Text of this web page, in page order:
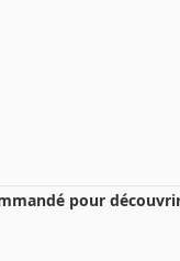
pour